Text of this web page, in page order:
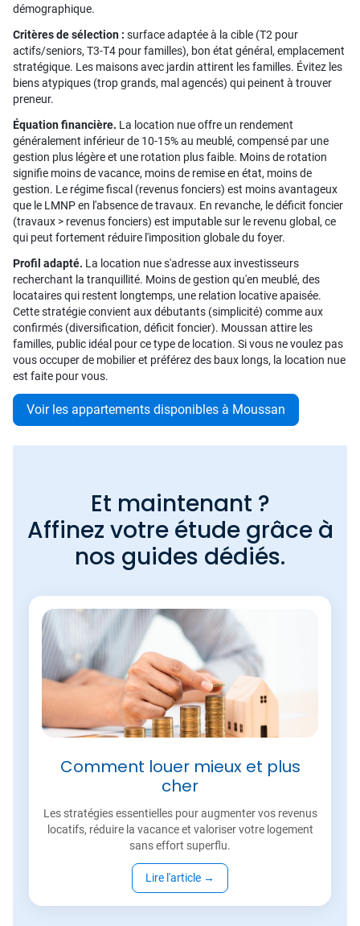
démographique.
Critères de sélection : surface adaptée à la cible (T2 pour
actifs/seniors, T3-T4 pour familles), bon état général, emplacement
stratégique. Les maisons avec jardin attirent les familles. Évitez les
biens atypiques (trop grands, mal agencés) qui peinent à trouver
preneur.
Équation financière. La location nue offre un rendement
généralement inférieur de 10-15% au meublé, compensé par une
gestion plus légère et une rotation plus faible. Moins de rotation
signifie moins de vacance, moins de remise en état, moins de
gestion. Le régime fiscal (revenus fonciers) est moins avantageux
que le LMNP en l'absence de travaux. En revanche, le déficit foncier
(travaux > revenus fonciers) est imputable sur le revenu global, ce
qui peut fortement réduire l'imposition globale du foyer.
Profil adapté. La location nue s'adresse aux investisseurs
recherchant la tranquillité. Moins de gestion qu'en meublé, des
locataires qui restent longtemps, une relation locative apaisée.
Cette stratégie convient aux débutants (simplicité) comme aux
confirmés (diversification, déficit foncier). Moussan attire les
familles, public idéal pour ce type de location. Si vous ne voulez pas
vous occuper de mobilier et préférez des baux longs, la location nue
est faite pour vous.
Voir les appartements disponibles à Moussan
Et maintenant ?
Affinez votre étude grâce à
nos guides dédiés.
Comment louer mieux et plus
cher
Les stratégies essentielles pour augmenter vos revenus
locatifs, réduire la vacance et valoriser votre logement
sans effort superflu.
Lire l'article →